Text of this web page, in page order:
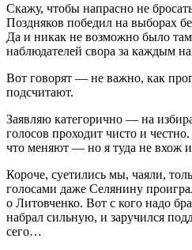
Скажу, чтобы напрасно не
Поздняков победил на выборах
Да и никак не возможно было
наблюдателей свора за каждым
Вот говорят — не важно, как
подсчитают.
Заявляю категорично — на
голосов проходит чисто и
что меняют — но я туда не вхож и
Короче, суетились мы, чаяли,
голосами даже Селянину
о Литовченко. Вот с кого надо
набрал сильную, и заручился
сего…